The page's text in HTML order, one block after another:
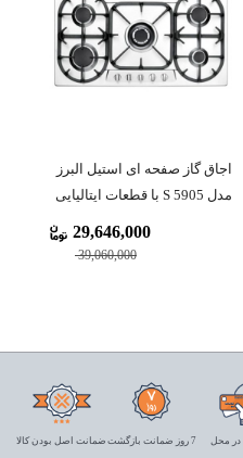
اجاق گاز صفحه ای استیل البرز
مدل S 5905 با قطعات ایتالیایی
39,060,000
29,646,000
در محل 7 روز ضمانت بازگشت ضمانت اصل بودن کالا